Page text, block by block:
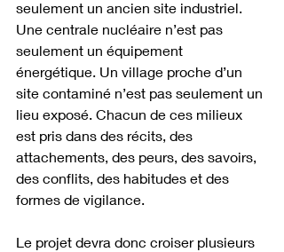
seulement un ancien site industriel.
Une centrale nucléaire n’est pas
seulement un équipement
énergétique. Un village proche d’un
site contaminé n’est pas seulement un
lieu exposé. Chacun de ces milieux
est pris dans des récits, des
attachements, des peurs, des savoirs,
des conflits, des habitudes et des
formes de vigilance.
Le projet devra donc croiser plusieurs